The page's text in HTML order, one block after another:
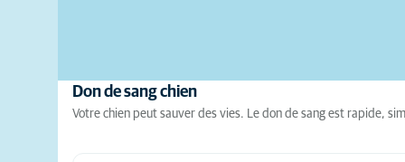
Don de sang chien
Votre chien peut sauver des vies. Le don de sang est rapide,